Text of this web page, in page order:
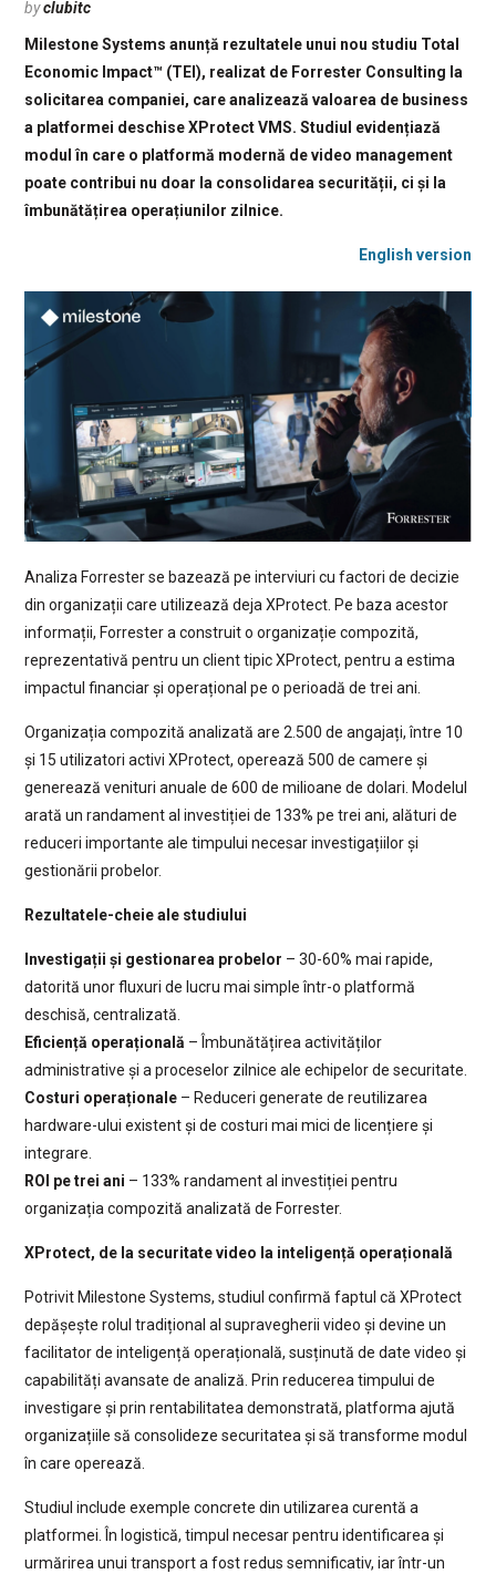
byclubitc
Milestone Systems anunță rezultatele unui nou studiu Total
Economic Impact™ (TEI), realizat de Forrester Consulting la
solicitarea companiei, care analizează valoarea de business
a platformei deschise XProtect VMS. Studiul evidențiază
modul în care o platformă modernă de video management
poate contribui nu doar la consolidarea securității, ci și la
îmbunătățirea operațiunilor zilnice.
English version
Analiza Forrester se bazează pe interviuri cu factori de decizie
din organizații care utilizează deja XProtect. Pe baza acestor
informații, Forrester a construit o organizație compozită,
reprezentativă pentru un client tipic XProtect, pentru a estima
impactul financiar și operațional pe o perioadă de trei ani.
Organizația compozită analizată are 2.500 de angajați, între 10
și 15 utilizatori activi XProtect, operează 500 de camere și
generează venituri anuale de 600 de milioane de dolari. Modelul
arată un randament al investiției de 133% pe trei ani, alături de
reduceri importante ale timpului necesar investigațiilor și
gestionării probelor.
Rezultatele-cheie ale studiului
Investigații și gestionarea probelor – 30-60% mai rapide,
datorită unor fluxuri de lucru mai simple într-o platformă
deschisă, centralizată.
Eficiență operațională – Îmbunătățirea activităților
administrative și a proceselor zilnice ale echipelor de securitate.
Costuri operaționale– Reduceri generate de reutilizarea
hardware-ului existent și de costuri mai mici de licențiere și
integrare.
ROI pe trei ani – 133% randament al investiției pentru
organizația compozită analizată de Forrester.
XProtect, de la securitate video la inteligență operațională
Potrivit Milestone Systems, studiul confirmă faptul că XProtect
depășește rolul tradițional al supravegherii video și devine un
facilitator de inteligență operațională, susținută de date video și
capabilități avansate de analiză. Prin reducerea timpului de
investigare și prin rentabilitatea demonstrată, platforma ajută
organizațiile să consolideze securitatea și să transforme modul
în care operează.
Studiul include exemple concrete din utilizarea curentă a
platformei. În logistică, timpul necesar pentru identificarea și
urmărirea unui transport a fost redus semnificativ, iar într-un